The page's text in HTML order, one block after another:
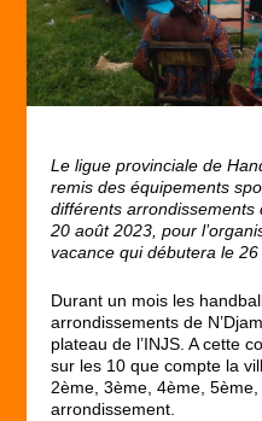
Le ligue provinciale de
remis des équipements
différents
20 août 2023, pour
vacance qui débutera le
Durant un mois les
arrondissements de
plateau de l’INJS. A cette
sur les 10 que compte la
2ème, 3ème, 4ème,
arrondissement.